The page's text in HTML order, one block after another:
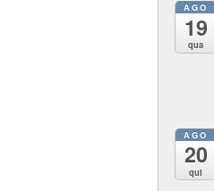
AGO
19
qua
AGO
20
qui